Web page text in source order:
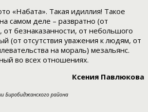
«Набата». Такая идиллия! Такое
самом деле – развратно (от
от безнаказанности, от небольшого
(от отсутствия уважения к людям, от
на мораль) мезальянс.
во всех отношениях.
Ксения Павлюкова
Биробиджанского района